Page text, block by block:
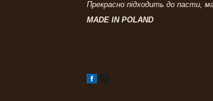
Прекрасно підходить до пасти,
MADE IN POLAND